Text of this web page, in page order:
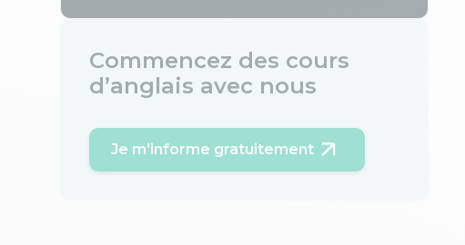
Commencez des cours
d’anglais avec nous
Je m'informe gratuitement